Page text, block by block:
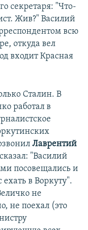
секретаря: "Что-
Жив?" Василий
всю
откуда вел
входит Красная
Сталин. В
работал в
Лаврентий
"Василий
посовещались и
в Воркуту".
не
не поехал (это